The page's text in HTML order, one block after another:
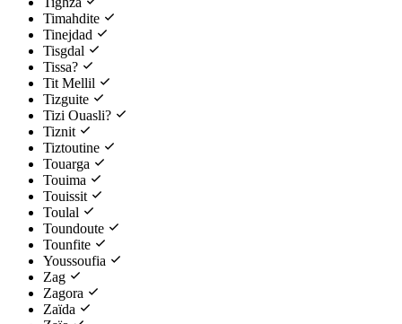
Timahdite
Tinejdad
Tisgdal
Tissa?
Tit Mellil
Tizguite
Tizi Ouasli?
Tiznit
Tiztoutine
Touarga
Touima
Touissit
Toulal
Toundoute
Tounfite
Youssoufia
Zag
Zagora
Zaïda